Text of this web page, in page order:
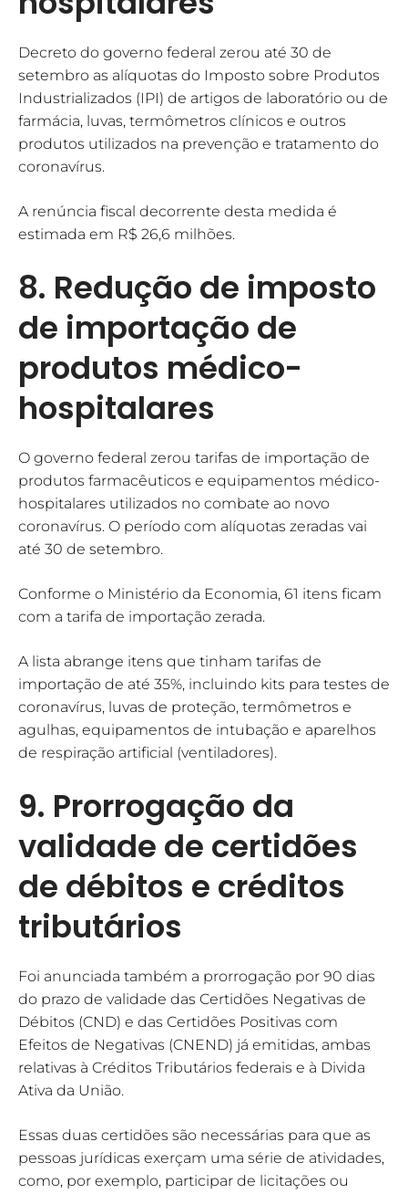
Decreto do governo federal zerou até 30 de
setembro as alíquotas do Imposto sobre Produtos
Industrializados (IPI) de artigos de laboratório ou de
farmácia, luvas, termômetros clínicos e outros
produtos utilizados na prevenção e tratamento do
coronavírus.
A renúncia fiscal decorrente desta medida é
estimada em R$ 26,6 milhões.
8. Redução de imposto
de importação de
produtos médico-
hospitalares
O governo federal zerou tarifas de importação de
produtos farmacêuticos e equipamentos médico-
hospitalares utilizados no combate ao novo
coronavírus. O período com alíquotas zeradas vai
até 30 de setembro.
Conforme o Ministério da Economia, 61 itens ficam
com a tarifa de importação zerada.
A lista abrange itens que tinham tarifas de
importação de até 35%, incluindo kits para testes de
coronavírus, luvas de proteção, termômetros e
agulhas, equipamentos de intubação e aparelhos
de respiração artificial (ventiladores).
9. Prorrogação da
validade de certidões
de débitos e créditos
tributários
Foi anunciada também a prorrogação por 90 dias
do prazo de validade das Certidões Negativas de
Débitos (CND) e das Certidões Positivas com
Efeitos de Negativas (CNEND) já emitidas, ambas
relativas à Créditos Tributários federais e à Divida
Ativa da União.
Essas duas certidões são necessárias para que as
pessoas jurídicas exerçam uma série de atividades,
como, por exemplo, participar de licitações ou